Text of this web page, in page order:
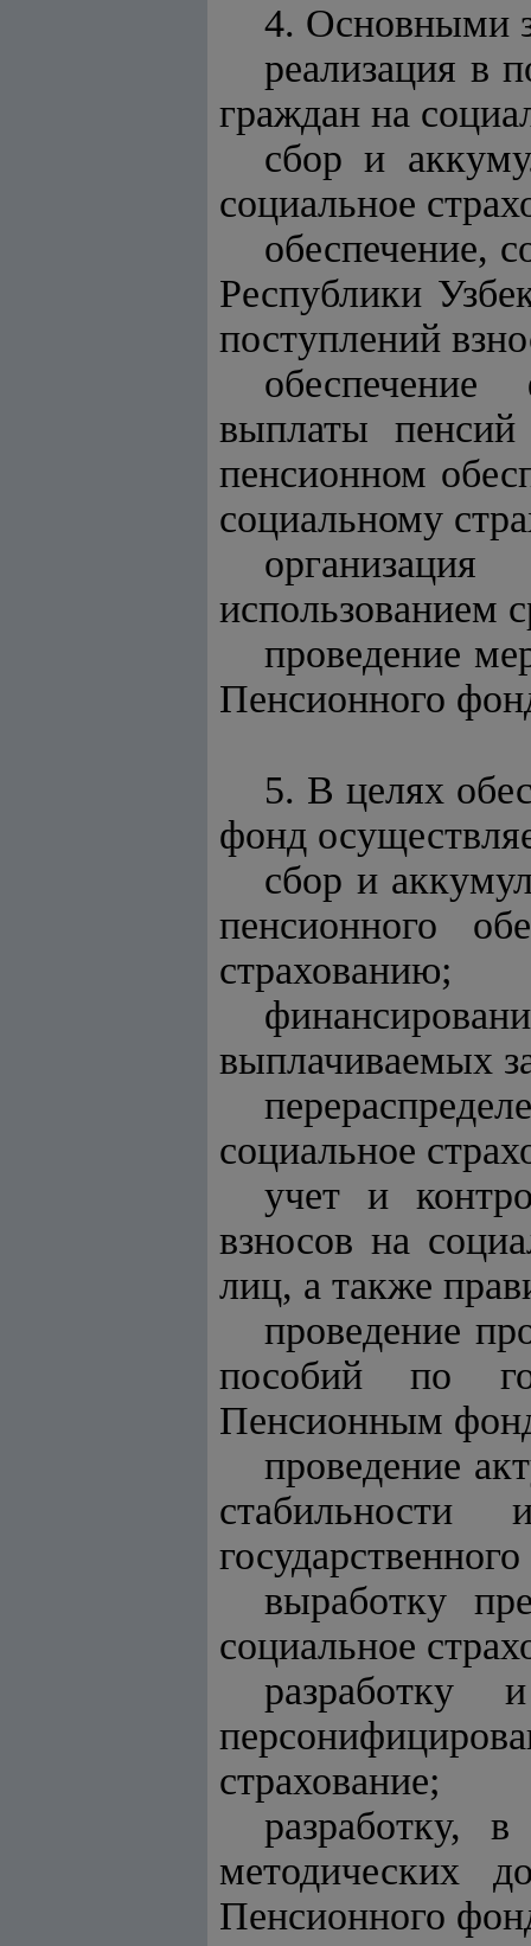
4. Основными
реализация в
граждан на
сбор и
социальное
обеспечение,
Республики
поступлений
выплаты
пенсионном
социальному
использованием
проведение
Пенсионного
5. В целях
фонд
сбор и
пенсионного
страхованию;
выплачиваемых
социальное
учет и
взносов на
лиц, а также
проведение
пособий по
Пенсионным
проведение
стабильности
выработку
социальное
разработку
страхование;
разработку,
методических
Пенсионного